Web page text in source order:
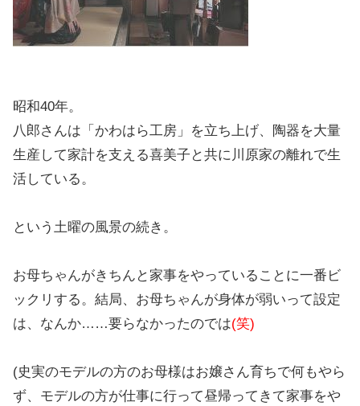
昭和40年。
八郎さんは「かわはら工房」を立ち上げ、陶器を大量
生産して家計を支える喜美子と共に川原家の離れで生
活している。
という土曜の風景の続き。
お母ちゃんがきちんと家事をやっていることに一番ビ
ックリする。結局、お母ちゃんが身体が弱いって設定
は、なんか……要らなかったのでは(笑)
(史実のモデルの方のお母様はお嬢さん育ちで何もやら
ず、モデルの方が仕事に行って昼帰ってきて家事をや